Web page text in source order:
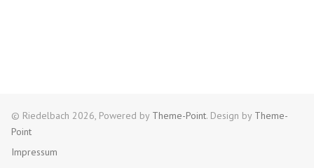
© Riedelbach 2026, Powered by Theme-Point. Design by Theme-
Point
Impressum